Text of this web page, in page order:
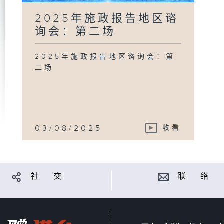
2025年施政报告地区谘
询会：第二场
2025年施政报告地区谘询会：第
二场
03/08/2025 收看
社 交 联 络